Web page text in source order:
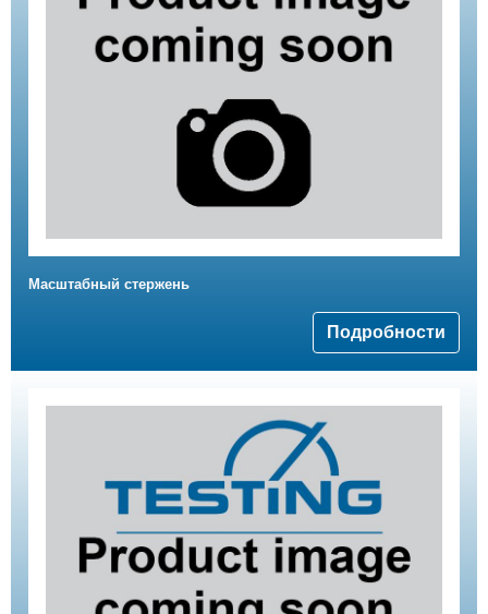
Масштабный стержень
Подробности